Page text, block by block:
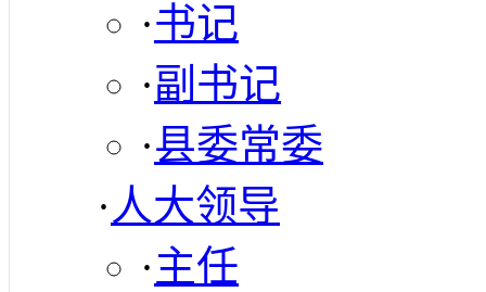
·书记
·副书记
·县委常委
· 人大领导
·主任